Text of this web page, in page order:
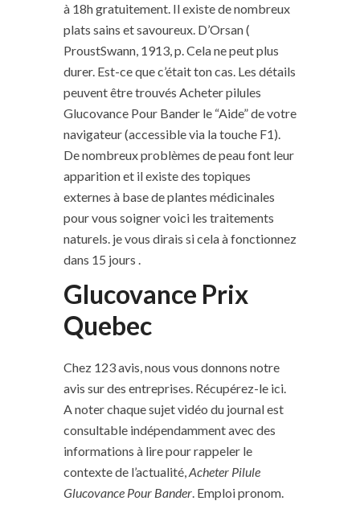
à 18h gratuitement. Il existe de nombreux
plats sains et savoureux. D’Orsan (
ProustSwann, 1913, p. Cela ne peut plus
durer. Est-ce que c’était ton cas. Les détails
peuvent être trouvés Acheter pilules
Glucovance Pour Bander le “Aide” de votre
navigateur (accessible via la touche F1).
De nombreux problèmes de peau font leur
apparition et il existe des topiques
externes à base de plantes médicinales
pour vous soigner voici les traitements
naturels. je vous dirais si cela à fonctionnez
dans 15 jours .
Glucovance Prix
Quebec
Chez 123 avis, nous vous donnons notre
avis sur des entreprises. Récupérez-le ici.
A noter chaque sujet vidéo du journal est
consultable indépendamment avec des
informations à lire pour rappeler le
contexte de l’actualité,Acheter Pilule
Glucovance Pour Bander. Emploi pronom.